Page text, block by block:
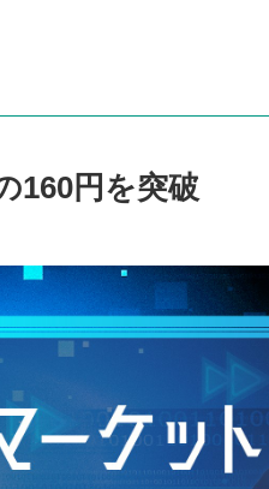
160円を突破